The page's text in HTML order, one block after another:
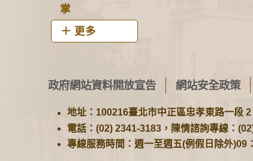
掌
更多
政府網站資料開放宣告 網站安全政策
地址：100216臺北市中正區忠孝東路一段 2
電話：(02) 2341-3183，陳情諮詢專線：
專線服務時間：週一至週五(例假日除外)09